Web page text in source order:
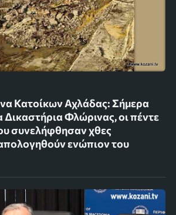
Κατοίκων Αχλάδας: Σήμερα
Δικαστήρια Φλώρινας, οι πέντε
συνελήφθησαν χθες
ενώπιον του